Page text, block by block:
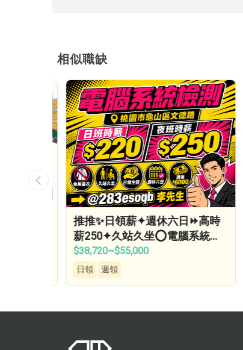
相似職缺
推推✨日領薪✦週休六日⏩高時
薪250✦久站久坐⭕電腦系統檢
測⭕免無塵✅免健檢✅立…
$38,720~$55,000
日領 週領